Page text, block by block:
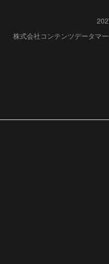
株式会社コンテンツデータマ